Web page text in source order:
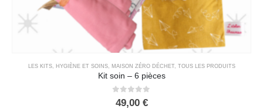
LES KITS, HYGIÈNE ET SOINS, MAISON ZÉRO DÉCHET, TOUS LES PRODUITS
Kit soin – 6 pièces
out of 5
49,00 €